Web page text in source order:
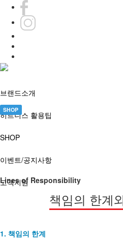
브랜드소개
히트니스 활용팁
SHOP
이벤트/공지사항
고객지원
SHOP
Lines of Responsibility
책임의 한계
1. 책임의 한계